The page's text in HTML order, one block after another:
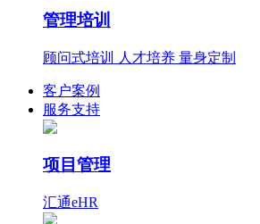
管理培训
顾问式培训 人才培养 量身定制
客户案例
服务支持
项目管理
汇通eHR